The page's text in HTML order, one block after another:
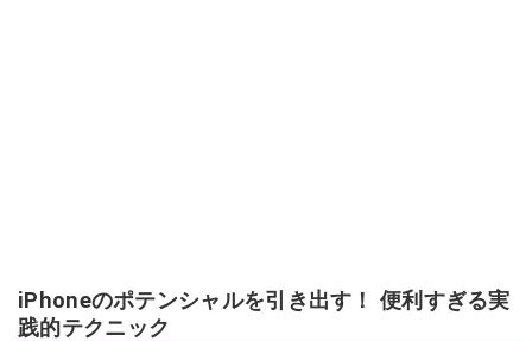
iPhoneのポテンシャルを引き出す！ 便利すぎる実
践的テクニック